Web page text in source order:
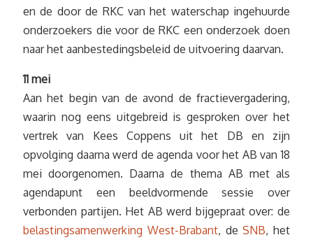
en de door de RKC van het waterschap ingehuurde
onderzoekers die voor de RKC een onderzoek doen
naar het aanbestedingsbeleid de uitvoering daarvan.
11 mei
Aan het begin van de avond de fractievergadering,
waarin nog eens uitgebreid is gesproken over het
vertrek van Kees Coppens uit het DB en zijn
opvolging daarna werd de agenda voor het AB van 18
mei doorgenomen. Daarna de thema AB met als
agendapunt een beeldvormende sessie over
verbonden partijen. Het AB werd bijgepraat over: de
belastingsamenwerking West-Brabant, deSNB, het